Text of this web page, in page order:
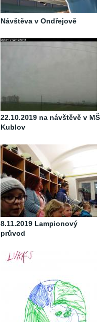
Návštěva v Ondřejově
22.10.2019 na návštěvě v MŠ
Kublov
8.11.2019 Lampionový
průvod